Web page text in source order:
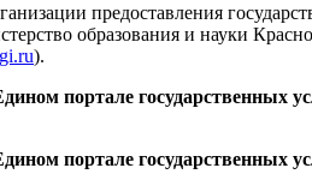
предоставления
образования и науки
).
портале государственных
портале государственных